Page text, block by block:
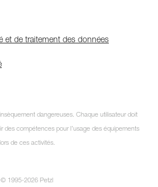
et de traitement des données
dangereuses. Chaque utilisateur doit
des compétences pour l’usage des équipements
lors de ces activités.
© 1995-2026 Petzl